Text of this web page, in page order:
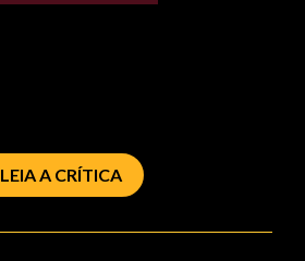
LEIA A CRÍTICA